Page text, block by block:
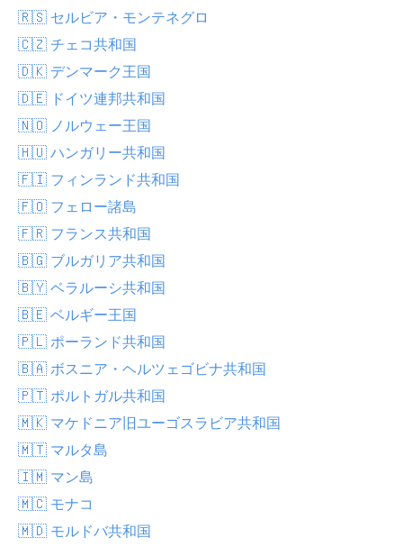
🇷🇸 セルビア・モンテネグロ
🇨🇿 チェコ共和国
🇩🇰 デンマーク王国
🇩🇪 ドイツ連邦共和国
🇳🇴 ノルウェー王国
🇭🇺 ハンガリー共和国
🇫🇮 フィンランド共和国
🇫🇴 フェロー諸島
🇫🇷 フランス共和国
🇧🇬 ブルガリア共和国
🇧🇾 ベラルーシ共和国
🇧🇪 ベルギー王国
🇵🇱 ポーランド共和国
🇧🇦 ボスニア・ヘルツェゴビナ共和国
🇵🇹 ポルトガル共和国
🇲🇰 マケドニア旧ユーゴスラビア共和国
🇲🇹 マルタ島
🇮🇲 マン島
🇲🇨 モナコ
🇲🇩 モルドバ共和国